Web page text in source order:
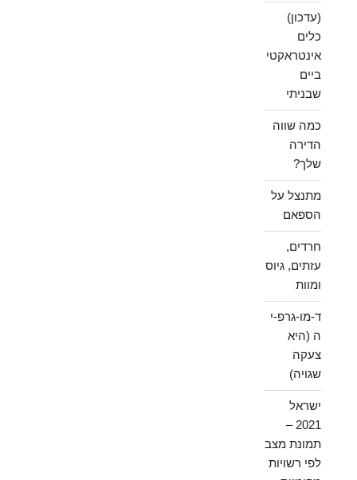
(עדכון)
כלים
אינטראקטי
ביים
שבניתי
כמה שווה
הדירה
שלך?
מתנצל על
הספאם
חרדים,
עזתים, גיוס
ומוות
ד-מו-גרפ-י
ה (היא
צעקה
שגויה)
ישראל
2021 –
תמונת מצב
לפי רשויות